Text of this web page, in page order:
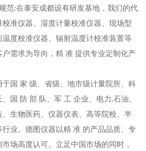
范:在泰安成都设有研发基地，我们的代
准仪器、湿度计量校准仪器、现场型
度校准仪器、辐射温度计校准装置等
需求为导向，精 准 提供专业定制化产
于国 家 级、省级、地市级计量院所、科
国 防 部 队、军 工 企业、电力.石油、
生物医药、仪器仪表、高等院校、半
业。德图仪器以精 准 的产品品质、专
场高度认可。立足中国市场的同时，